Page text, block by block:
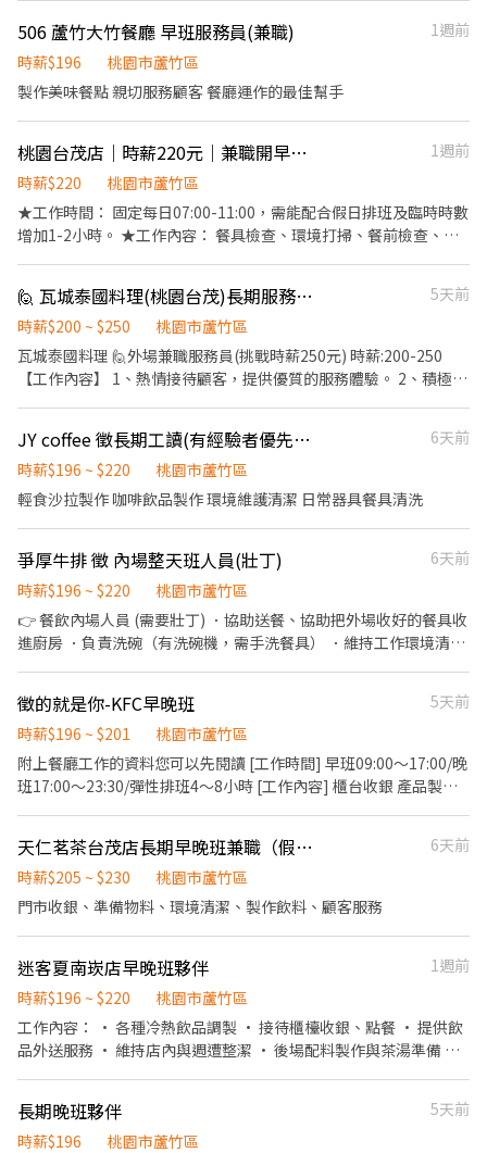
次越多賺越多~~ ◆ 值班津貼：每小時20元(晉升組長後 ◆ 早、晚班
津貼：23:00-07:00（每小時享有50-80元津貼 ◆ 健檢：任職滿一年
起，公司提供年度健檢照顧你的健康 ◆ 保險：除勞、健、勞退外，
餐員餐 ◆ 生日/節慶禮卷： 你生日我慶祝，生日當月我們提供你品
牌禮卷 讓生日更有溫度 你過節我共歡，重要節慶我們提供你福利禮
享受幸福人生 ◎ 詳細工作時間於面試時告知
506 蘆竹大竹餐廳 早班服務員(兼職)
1週前
時薪$196
桃園市蘆竹區
製作美味餐點 親切服務顧客 餐廳運作的最佳幫手
桃園台茂店｜時薪220元｜兼職開早班人員
1週前
時薪$220
桃園市蘆竹區
★工作時間： 固定每日07:00-11:00，需能配合假日排班及臨時時數
增加1-2小時。 ★工作內容： 餐具檢查、環境打掃、餐前檢查、維
報告。 ★薪資福利： 時薪220元，依據崗位學習、工作表現、配合
度調整薪資。 全日免費供膳、員工折扣、春節團圓假、春酒、定期
健康檢查。
🙋 瓦城泰國料理(桃園台茂)長期服務人員
5天前
時薪$200 ~ $250
桃園市蘆竹區
瓦城泰國料理 🙋外場兼職服務員(挑戰時薪250元) 時薪:200-250
【工作內容】 1、熱情接待顧客，提供優質的服務體驗。 2、積極瞭
良好的接待與訂位服務。 2、積極聆聽顧客並瞭解他們的需求，並
提供即時的解答與幫助。 3、專業介紹餐點，同時善於銷售。 😀享
勞、健保 😃包吃、包喝、包歡樂 😄三節禮券、生日禮金 😁排班彈
☎️03-321-1321 📌 桃園市蘆竹區南崁路一段112號6樓 趕快一起加
入我們的團隊吧！😍 #瓦城Thai Town#瓦要徵的就是你🤩 南崁路
JY coffee 徵長期工讀(有經驗者優先 短期勿擾）
6天前
時薪$196 ~ $220
桃園市蘆竹區
輕食沙拉製作 咖啡飲品製作 環境維護清潔 日常器具餐具清洗
爭厚牛排 徵 內場整天班人員(壯丁)
6天前
時薪$196 ~ $220
桃園市蘆竹區
👉 餐飲內場人員 (需要壯丁) ．協助送餐、協助把外場收好的餐具收
進廚房 ．負責洗碗（有洗碗機，需手洗餐具） ．維持工作環境清潔
元 👉 每季依出勤時數達標發放季獎金 👉 每月排班達70小時以上，
可維持與累積調薪與 獎金資格
徵的就是你-KFC早晚班
5天前
時薪$196 ~ $201
桃園市蘆竹區
附上餐廳工作的資料您可以先閱讀 [工作時間] 早班09:00～17:00/晚
班17:00～23:30/彈性排班4～8小時 [工作內容] 櫃台收銀 產品製作
職滿週年年度健檢 ✅上班時段彈性 ✅升遷制度完善 ✅歡迎二次就
業、外籍人士 ✅適合學生課業、打工兼顧 ✅員工相互介紹，享有額
外獎金 短期勿試 ⛔ 🏠面試地點：桃園市蘆竹區南崁路一段112號B2
天仁茗茶台茂店長期早晚班兼職（假日需可上班）
6天前
時薪$205 ~ $230
桃園市蘆竹區
門市收銀、準備物料、環境清潔、製作飲料、顧客服務
迷客夏南崁店早晚班夥伴
1週前
時薪$196 ~ $220
桃園市蘆竹區
工作內容： • 各種冷熱飲品調製 • 接待櫃檯收銀、點餐 • 提供飲
品外送服務 • 維持店內與週遭整潔 • 後場配料製作與茶湯準備 排
職訓練 娛樂與福利： • 員工定期聚餐 • 飲品享折扣 開朗的你，快
加入我們！
長期晚班夥伴
5天前
時薪$196
桃園市蘆竹區